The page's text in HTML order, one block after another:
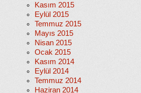
Kasım 2015
Eylül 2015
Temmuz 2015
Mayıs 2015
Nisan 2015
Ocak 2015
Kasım 2014
Eylül 2014
Temmuz 2014
Haziran 2014